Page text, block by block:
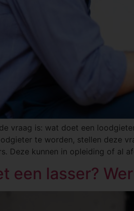
vraag is: wat doet een
te worden, stellen deze
Deze kunnen in opleiding of al
een lasser?